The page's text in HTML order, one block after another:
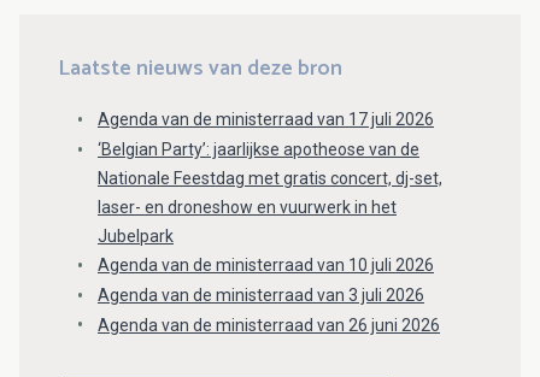
Laatste nieuws van deze bron
Agenda van de ministerraad van 17 juli 2026
‘Belgian Party’: jaarlijkse apotheose van de
Nationale Feestdag met gratis concert, dj-set,
laser- en droneshow en vuurwerk in het
Jubelpark
Agenda van de ministerraad van 10 juli 2026
Agenda van de ministerraad van 3 juli 2026
Agenda van de ministerraad van 26 juni 2026